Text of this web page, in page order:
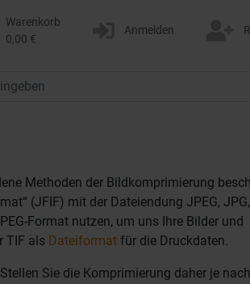
Warenkorb
0,00 €
Anmelden
Methoden der Bildkomprimierung
(JFIF) mit der Dateiendung JPEG,
Format nutzen, um uns Ihre Bilder und
TIF als Dateiformat für die Druckdaten.
Sie die Komprimierung daher je